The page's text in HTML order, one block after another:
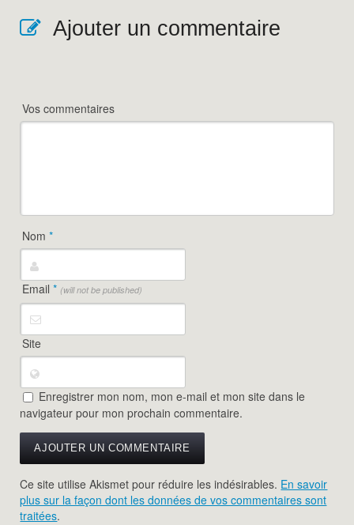
Ajouter un commentaire
Vos commentaires
Nom*
Email* (will not be published)
Site
Enregistrer mon nom, mon e-mail et mon site dans le
navigateur pour mon prochain commentaire.
Ce site utilise Akismet pour réduire les indésirables. En savoir
plus sur la façon dont les données de vos commentaires sont
traitées.